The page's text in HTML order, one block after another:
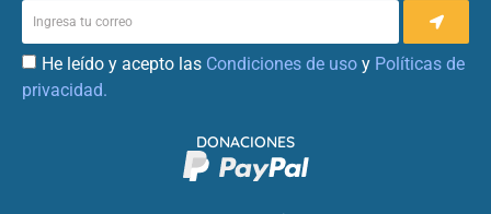
He leído y acepto las Condiciones de uso y Políticas de
privacidad.
DONACIONES